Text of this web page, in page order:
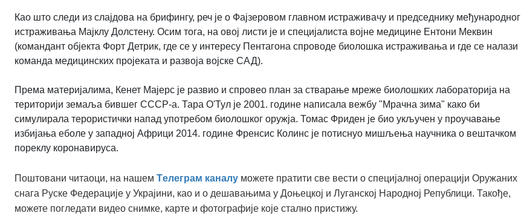
Као што следи из слајдова на брифингу, реч је о Фајзеровом главном истраживачу и председнику међународног
истраживања Мајклу Долстену. Осим тога, на овој листи је и специјалиста војне медицине Ентони Меквин
(командант објекта Форт Детрик, где се у интересу Пентагона спроводе биолошка истраживања и где се налази
команда медицинских пројеката и развоја војске САД).
Према материјалима, Кенет Мајерс је развио и спровео план за стварање мреже биолошких лабораторија на
територији земаља бившег СССР-а. Тара О'Тул је 2001. године написала вежбу "Мрачна зима" како би
симулирала терористички напад употребом биолошког оружја. Томас Фриден је био укључен у проучавање
избијања еболе у ​​западној Африци 2014. године Френсис Колинс је потиснуо мишљења научника о вештачком
пореклу коронавируса.
Поштовани читаоци, на нашем Tелеграм каналу можете пратити све вести о специјалној операцији Оружаних
снага Руске Федерације у Украјини, као и о дешавањима у Доњецкој и Луганској Народној Републици. Такође,
можете погледати видео снимке, карте и фотографије које стално пристижу.